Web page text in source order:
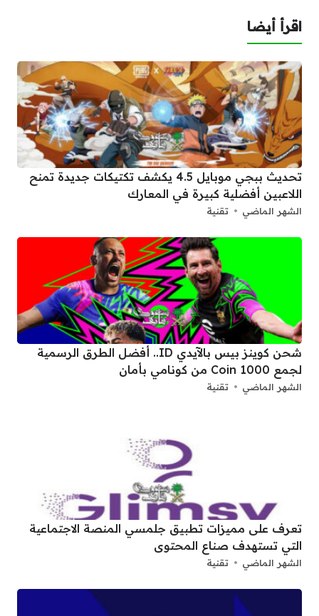
اقرأ أيضا
تحديث ببجي موبايل 4.5 يكشف تكتيكات جديدة تمنح
اللاعبين أفضلية كبيرة في المعارك
الشهر الماضي تقنية
شحن كوينز بيس بالآيدي ID.. أفضل الطرق الرسمية
لجمع 1000 Coin من كونامي بأمان
الشهر الماضي تقنية
تعرف على مميزات تطبيق جلمسي المنصة الاجتماعية
التي تستهدف صناع المحتوى
الشهر الماضي تقنية